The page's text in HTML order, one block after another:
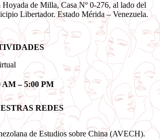
de Milla, Casa Nº 0-276, al lado del
Libertador. Estado Mérida – Venezuela.
AM – 5:00 PM
REDES
de Estudios sobre China (AVECH).